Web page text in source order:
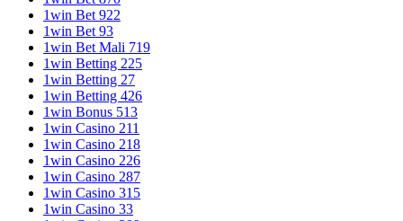
1win Bet 922
1win Bet 93
1win Bet Mali 719
1win Betting 225
1win Betting 27
1win Betting 426
1win Bonus 513
1win Casino 211
1win Casino 218
1win Casino 226
1win Casino 287
1win Casino 315
1win Casino 33